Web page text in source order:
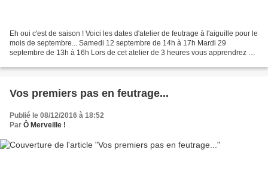
Eh oui c'est de saison ! Voici les dates d'atelier de feutrage à l'aiguille pour le
mois de septembre... Samedi 12 septembre de 14h à 17h Mardi 29
septembre de 13h à 16h Lors de cet atelier de 3 heures vous apprendrez à
Vos premiers pas en feutrage...
Publié le 08/12/2016 à 18:52
Par Ô Merveille !